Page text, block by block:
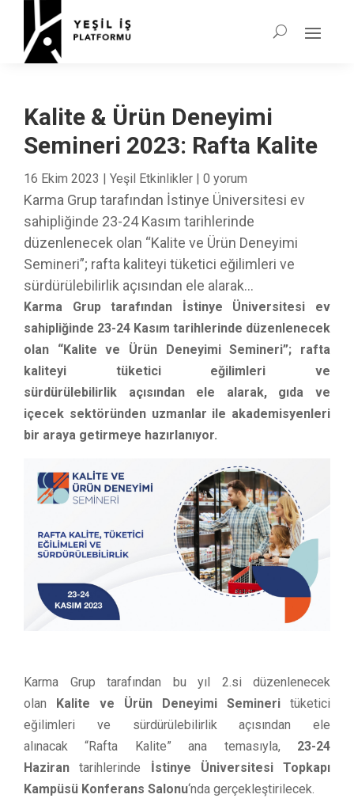
Kalite & Ürün Deneyimi
Semineri 2023: Rafta Kalite
16 Ekim 2023 | Yeşil Etkinlikler | 0 yorum
Karma Grup tarafından İstinye Üniversitesi ev
sahipliğinde 23-24 Kasım tarihlerinde
düzenlenecek olan “Kalite ve Ürün Deneyimi
Semineri”; rafta kaliteyi tüketici eğilimleri ve
sürdürülebilirlik açısından ele alarak...
Karma Grup tarafından İstinye Üniversitesi ev
sahipliğinde 23-24 Kasım tarihlerinde düzenlenecek
olan “Kalite ve Ürün Deneyimi Semineri”; rafta
kaliteyi tüketici eğilimleri ve
sürdürülebilirlik açısından ele alarak, gıda ve
içecek sektöründen uzmanlar ile akademisyenleri
bir araya getirmeye hazırlanıyor.
Karma Grup tarafından bu yıl 2.si düzenlenecek
olan Kalite ve Ürün Deneyimi Semineri tüketici
eğilimleri ve sürdürülebilirlik açısından ele
alınacak“Rafta Kalite”ana temasıyla, 23-24
Haziran tarihlerinde İstinye Üniversitesi Topkapı
Kampüsü Konferans Salonu‘nda gerçekleştirilecek.